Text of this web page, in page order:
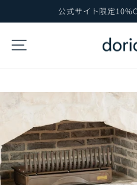
ン
ッ
公式サイト限定
サイトナビゲーション